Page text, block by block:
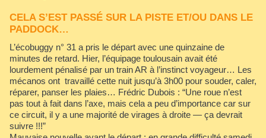
CELA S’EST PASSÉ SUR LA PISTE ET/OU DANS LE
PADDOCK…
L’écobuggy n° 31 a pris le départ avec une quinzaine de
minutes de retard. Hier, l’équipage toulousain avait été
lourdement pénalisé par un train AR à l’instinct voyageur… Les
mécanos ont travaillé cette nuit jusqu’à 3h00 pour souder, caler,
réparer, panser les plaies… Frédric Dubois : “Une roue n’est
pas tout à fait dans l’axe, mais cela a peu d’importance car sur
ce circuit, il y a une majorité de virages à droite — ça devrait
suivre !!!”